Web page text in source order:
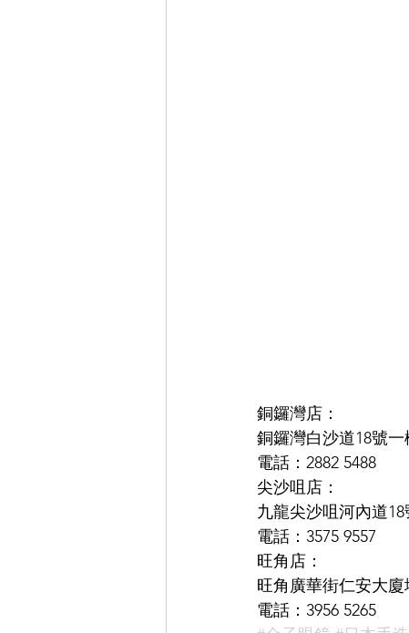
銅鑼灣店：
銅鑼灣白沙道18號一
電話：2882 5488
尖沙咀店：
九龍尖沙咀河內道
電話：3575 9557
旺角店：
旺角廣華街仁安大
電話：3956 5265